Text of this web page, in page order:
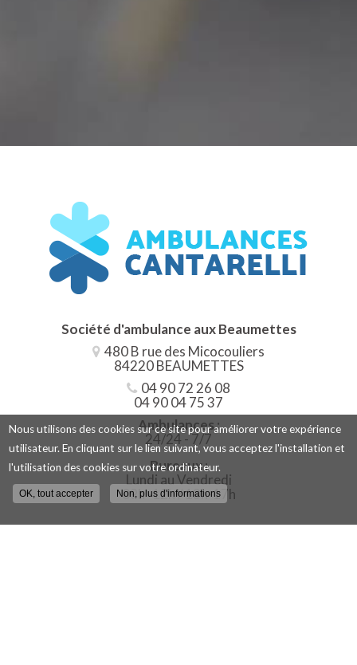
Société d'ambulance aux Beaumettes
480 B rue des Micocouliers
84220 BEAUMETTES
04 90 72 26 08
04 90 04 75 37
Ambulances :
24/24 - 7/7
Bureaux :
Lundi au Vendredi
09h -12h / 13h-17h
Nous utilisons des cookies sur ce site pour améliorer votre expérience
utilisateur. En cliquant sur le lien suivant, vous acceptez l'installation et
l'utilisation des cookies sur votre ordinateur.
OK, tout accepter Non, plus d'informations